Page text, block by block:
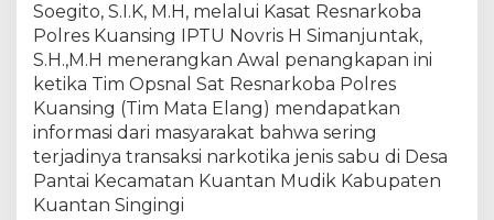
i
d
u
k
T
m
M
a
t
Soegito, S.I.K, M.H, melalui Kasat Resnarkoba
Polres Kuansing IPTU Novris H Simanjuntak,
S.H.,M.H menerangkan Awal penangkapan ini
ketika Tim Opsnal Sat Resnarkoba Polres
Kuansing (Tim Mata Elang) mendapatkan
informasi dari masyarakat bahwa sering
terjadinya transaksi narkotika jenis sabu di Desa
Pantai Kecamatan Kuantan Mudik Kabupaten
Kuantan Singingi